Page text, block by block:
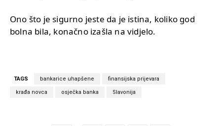
Ono što je sigurno jeste da je istina, koliko god
bolna bila, konačno izašla na vidjelo.
TAGS bankarice uhapšene finansijska prijevara
krađa novca osječka banka Slavonija